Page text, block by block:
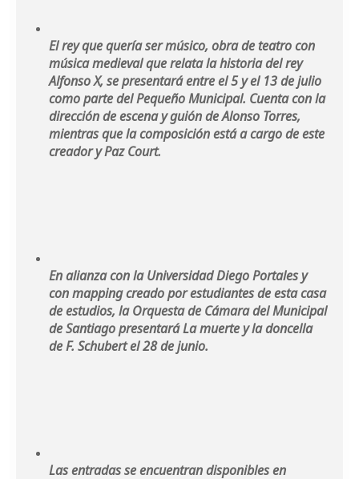
El rey que quería ser músico, obra de teatro con
música medieval que relata la historia del rey
Alfonso X, se presentará entre el 5 y el 13 de julio
como parte del Pequeño Municipal. Cuenta con la
dirección de escena y guión de Alonso Torres,
mientras que la composición está a cargo de este
creador y Paz Court.
En alianza con la Universidad Diego Portales y
con mapping creado por estudiantes de esta casa
de estudios, la Orquesta de Cámara del Municipal
de Santiago presentará La muerte y la doncella
de F. Schubert el 28 de junio.
Las entradas se encuentran disponibles en